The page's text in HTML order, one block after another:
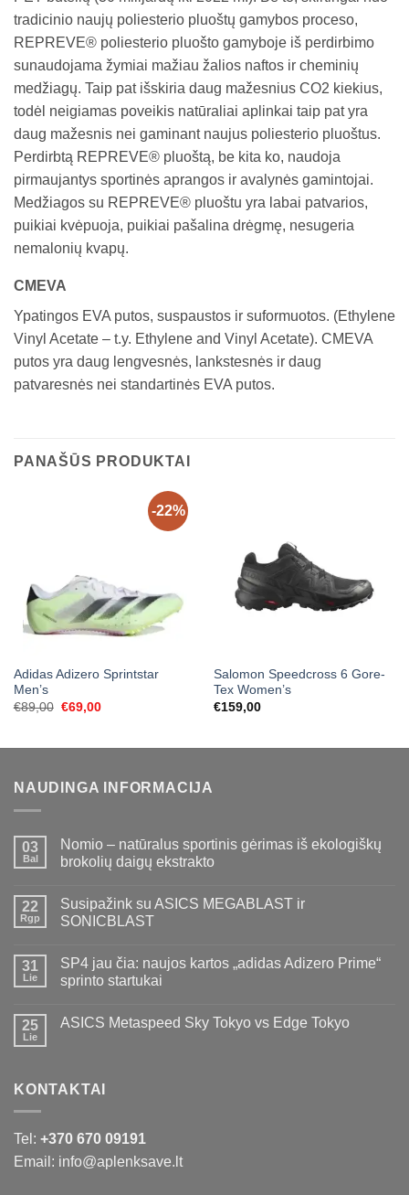
tradicinio naujų poliesterio pluoštų gamybos proceso,
REPREVE® poliesterio pluošto gamyboje iš perdirbimo
sunaudojama žymiai mažiau žalios naftos ir cheminių
medžiagų. Taip pat išskiria daug mažesnius CO2 kiekius,
todėl neigiamas poveikis natūraliai aplinkai taip pat yra
daug mažesnis nei gaminant naujus poliesterio pluoštus.
Perdirbtą REPREVE® pluoštą, be kita ko, naudoja
pirmaujantys sportinės aprangos ir avalynės gamintojai.
Medžiagos su REPREVE® pluoštu yra labai patvarios,
puikiai kvėpuoja, puikiai pašalina drėgmę, nesugeria
nemalonių kvapų.
CMEVA
Ypatingos EVA putos, suspaustos ir suformuotos. (Ethylene
Vinyl Acetate – t.y. Ethylene and Vinyl Acetate). CMEVA
putos yra daug lengvesnės, lankstesnės ir daug
patvaresnės nei standartinės EVA putos.
PANAŠŪS PRODUKTAI
-22%
Adidas Adizero Sprintstar
Men’s
€89,00 Original
price
€69,00Current
Salomon Speedcross 6 Gore-
Tex Women’s
€159,00
NAUDINGA INFORMACIJA
03
Bal
Nomio – natūralus sportinis gėrimas iš ekologiškų
brokolių daigų ekstrakto
22
Rgp
Susipažink su ASICS MEGABLAST ir
SONICBLAST
31
Lie
SP4 jau čia: naujos kartos „adidas Adizero Prime“
sprinto startukai
25
Lie
ASICS Metaspeed Sky Tokyo vs Edge Tokyo
KONTAKTAI
Tel: +370 670 09191
Email: info@aplenksave.lt